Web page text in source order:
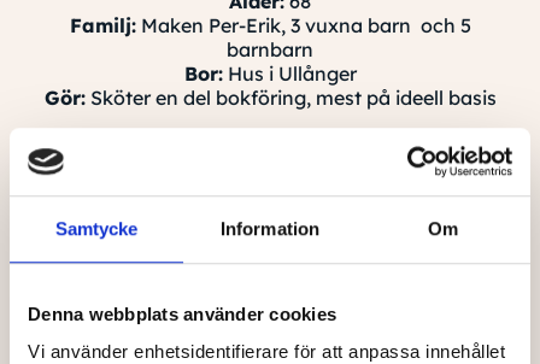
Samtycke Information Om
Denna webbplats använder cookies
Vi använder enhetsidentifierare för att anpassa innehållet
Familj:Maken Per-Erik, 3 vuxna barn och 5
barnbarn
Bor:Hus i Ullånger
Gör:Sköter en del bokföring, mest på ideell basis